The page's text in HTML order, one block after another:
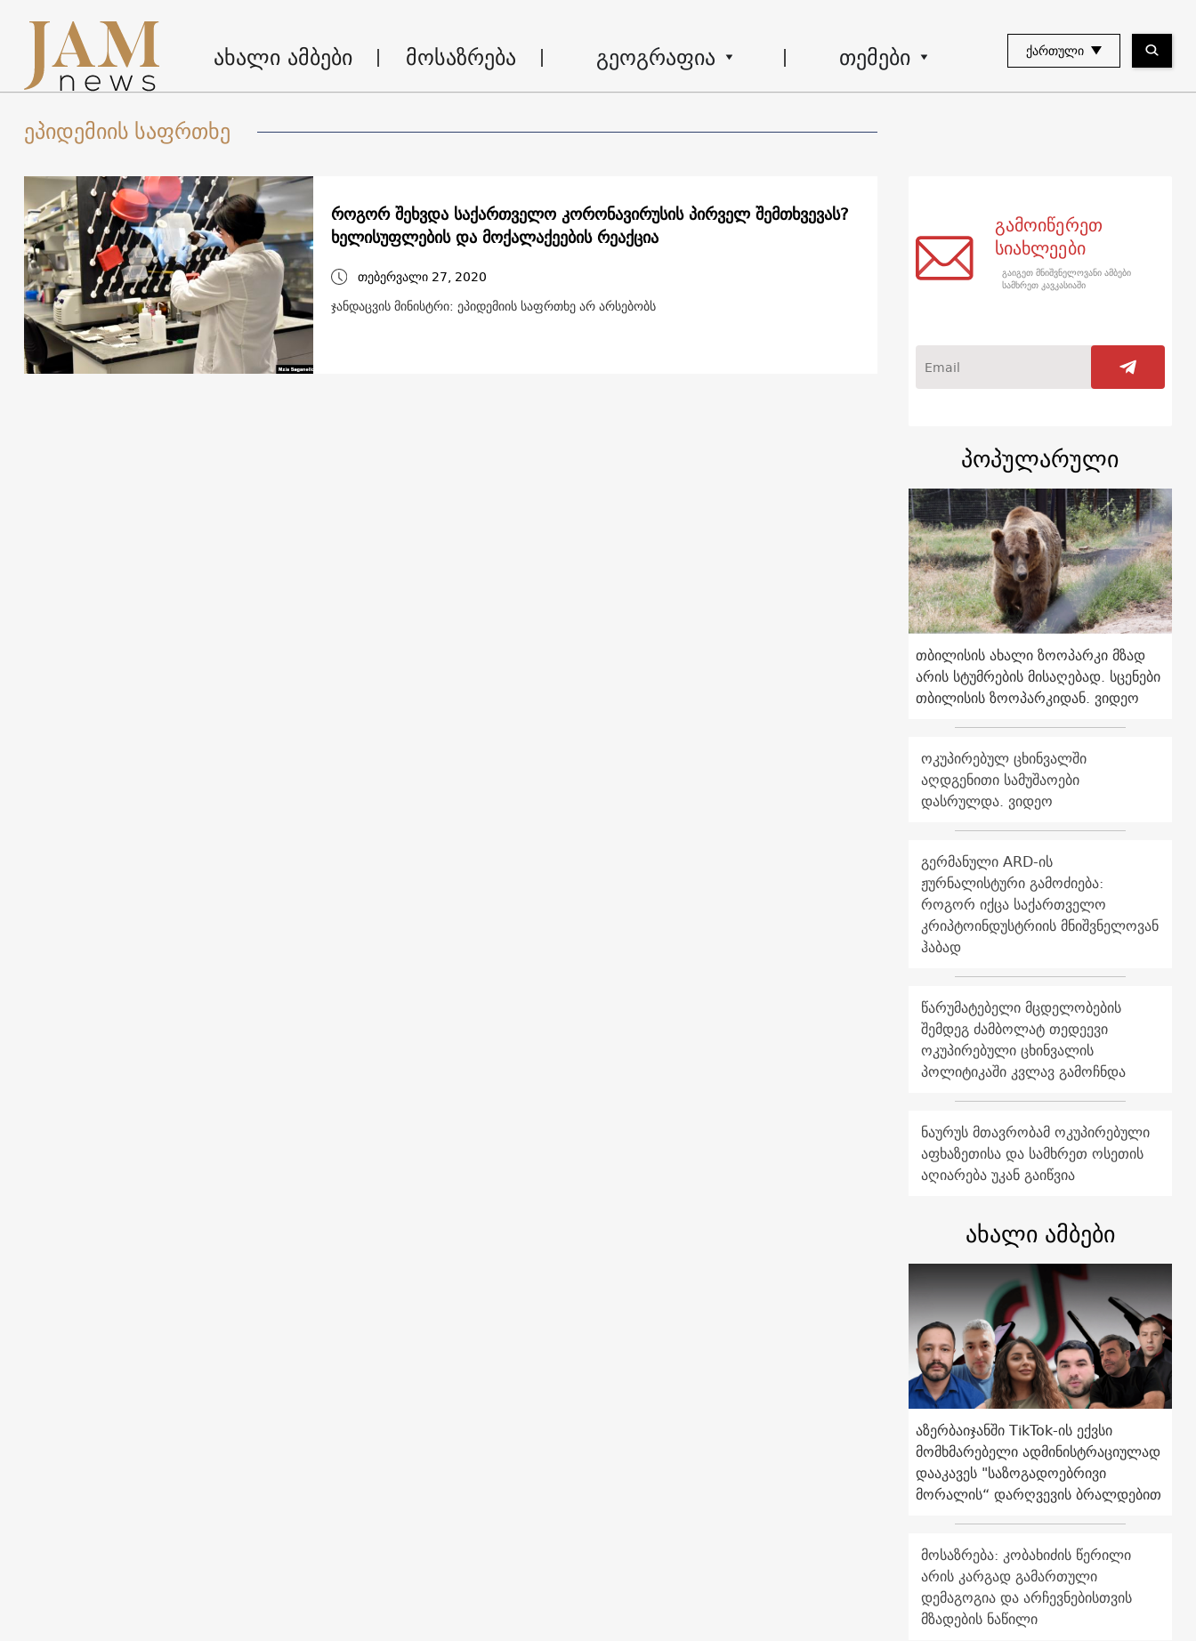
ახალი ამბები მოსაზრება გეოგრაფია თემები ᲥᲐᲠᲗᲣᲚᲘ
ეპიდემიის საფრთხე
როგორ შეხვდა საქართველო კორონავირუსის პირველ შემთხვევას?
ხელისუფლების და მოქალაქეების რეაქცია
თებერვალი 27, 2020
ჯანდაცვის მინისტრი: ეპიდემიის საფრთხე არ არსებობს
გამოიწერეთ
სიახლეები
გაიგეთ მნიშვნელოვანი ამბები
სამხრეთ კავკასიაში
პოპულარული
თბილისის ახალი ზოოპარკი მზად
არის სტუმრების მისაღებად. სცენები
თბილისის ზოოპარკიდან. ვიდეო
ოკუპირებულ ცხინვალში
აღდგენითი სამუშაოები
დასრულდა. ვიდეო
გერმანული ARD-ის
ჟურნალისტური გამოძიება:
როგორ იქცა საქართველო
კრიპტოინდუსტრიის მნიშვნელოვან
ჰაბად
წარუმატებელი მცდელობების
შემდეგ ძამბოლატ თედეევი
ოკუპირებული ცხინვალის
პოლიტიკაში კვლავ გამოჩნდა
ნაურუს მთავრობამ ოკუპირებული
აფხაზეთისა და სამხრეთ ოსეთის
აღიარება უკან გაიწვია
ახალი ამბები
აზერბაიჯანში TikTok-ის ექვსი
მომხმარებელი ადმინისტრაციულად
დააკავეს "საზოგადოებრივი
მორალის“ დარღვევის ბრალდებით
მოსაზრება: კობახიძის წერილი
არის კარგად გამართული
დემაგოგია და არჩევნებისთვის
მზადების ნაწილი